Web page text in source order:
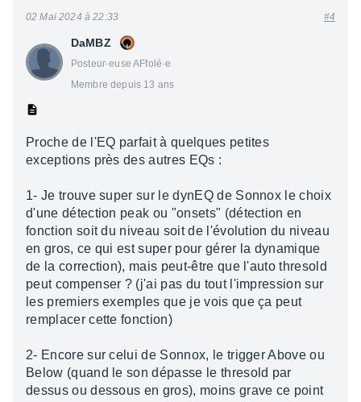
DaMBZ
Posteur·euse AFfolé·e
Membre depuis 13 ans
02 Mai 2024 à 22:33 #4
Proche de l'EQ parfait à quelques petites
exceptions près des autres EQs :
1- Je trouve super sur le dynEQ de Sonnox le choix
d'une détection peak ou "onsets" (détection en
fonction soit du niveau soit de l'évolution du niveau
en gros, ce qui est super pour gérer la dynamique
de la correction), mais peut-être que l'auto thresold
peut compenser ? (j'ai pas du tout l'impression sur
les premiers exemples que je vois que ça peut
remplacer cette fonction)
2- Encore sur celui de Sonnox, le trigger Above ou
Below (quand le son dépasse le thresold par
dessus ou dessous en gros), moins grave ce point